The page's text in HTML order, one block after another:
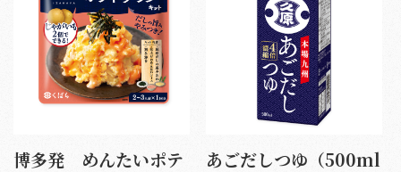
博多発 めんたいポテ
あごだしつゆ（500ml